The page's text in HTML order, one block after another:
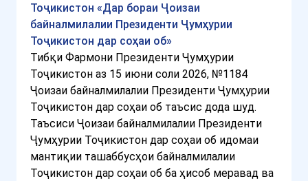
Тоҷикистон «Дар бораи Ҷоизаи
байналмилалии Президенти Ҷумҳурии
Тоҷикистон дар соҳаи об»
Тибқи Фармони Президенти Ҷумҳурии
Тоҷикистон аз 15 июни соли 2026, №1184
Ҷоизаи байналмилалии Президенти Ҷумҳурии
Тоҷикистон дар соҳаи об таъсис дода шуд.
Таъсиси Ҷоизаи байналмилалии Президенти
Ҷумҳурии Тоҷикистон дар соҳаи об идомаи
мантиқии ташаббусҳои байналмилалии
Тоҷикистон дар соҳаи об ба ҳисоб меравад ва